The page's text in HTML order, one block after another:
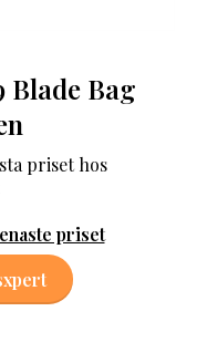
Blade Bag
priset hos
priset